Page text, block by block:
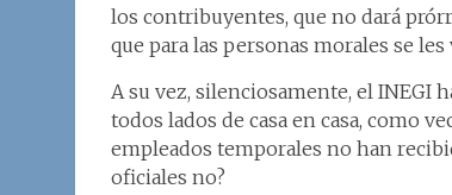
los contribuyentes, que no dará
que para las personas morales se les
A su vez, silenciosamente, el INEGI
todos lados de casa en casa, como
empleados temporales no han
oficiales no?